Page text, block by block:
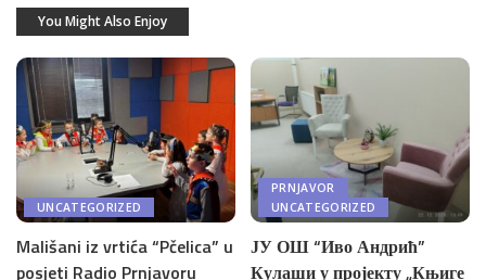
You Might Also Enjoy
UNCATEGORIZED
Mališani iz vrtića “Pčelica” u
posjeti Radio Prnjavoru
PRNJAVOR
UNCATEGORIZED
ЈУ ОШ “Иво Андрић”
Кулаши у пројекту „Књиге